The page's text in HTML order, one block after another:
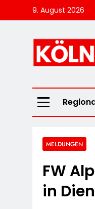
to
9. August 2026
MELDUNGEN
FW
in